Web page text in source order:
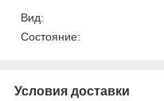
Вид:
Состояние:
Условия доставки